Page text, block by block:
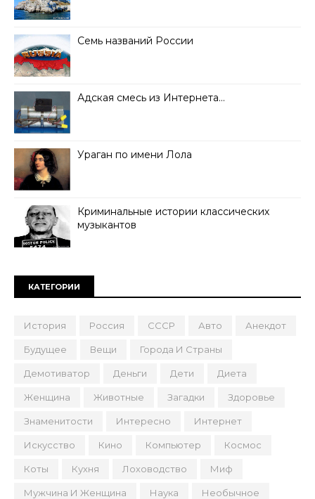
Семь названий России
Адская смесь из Интернета…
Ураган по имени Лола
Криминальные истории классических
музыкантов
КАТЕГОРИИ
История Россия СССР Авто Анекдот
Будущее Вещи Города И Страны
Демотиватор Деньги Дети Диета
Женщина Животные Загадки Здоровье
Знаменитости Интересно Интернет
Искусство Кино Компьютер Космос
Коты Кухня Лоховодство Миф
Мужчина И Женщина Наука Необычное